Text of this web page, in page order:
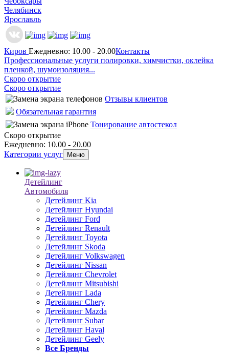
Челябинск
Ярославль
Киров Ежедневно: 10.00 - 20.00Контакты
Профессиональные услуги полировки, химчистки, оклейка
пленкой, шумоизоляция...
Скоро открытие
Скоро открытие
Отзывы клиентов
Обязательная гарантия
Тонирование автостекол
Скоро открытие
Ежедневно: 10.00 - 20.00
Категории услуг
Меню
Детейлинг
Автомобиля
Детейлинг Kia
Детейлинг Hyundai
Детейлинг Ford
Детейлинг Renault
Детейлинг Toyota
Детейлинг Skoda
Детейлинг Volkswagen
Детейлинг Nissan
Детейлинг Chevrolet
Детейлинг Mitsubishi
Детейлинг Lada
Детейлинг Chery
Детейлинг Mazda
Детейлинг Subar
Детейлинг Haval
Детейлинг Geely
Все Бренды